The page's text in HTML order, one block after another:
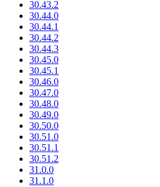
30.43.2
30.44.0
30.44.1
30.44.2
30.44.3
30.45.0
30.45.1
30.46.0
30.47.0
30.48.0
30.49.0
30.50.0
30.51.0
30.51.1
30.51.2
31.0.0
31.1.0